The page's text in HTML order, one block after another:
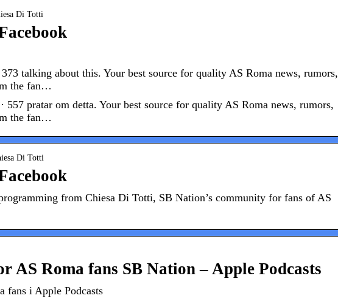
Di Totti
talking about this. Your best source for quality AS Roma news, rumors,
the fan…
pratar om detta. Your best source for quality AS Roma news, rumors,
the fan…
Di Totti
from Chiesa Di Totti, SB Nation’s community for fans of AS
AS Roma fans SB Nation – Apple Podcasts
fans i Apple Podcasts